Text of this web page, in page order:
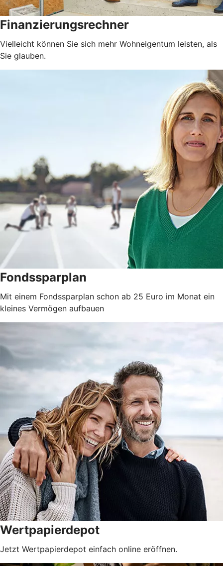
Finanzierungsrechner
Vielleicht können Sie sich mehr Wohneigentum leisten, als
Sie glauben.
Fondssparplan
Mit einem Fondssparplan schon ab 25 Euro im Monat ein
kleines Vermögen aufbauen
Wertpapierdepot
Jetzt Wertpapierdepot einfach online eröffnen.